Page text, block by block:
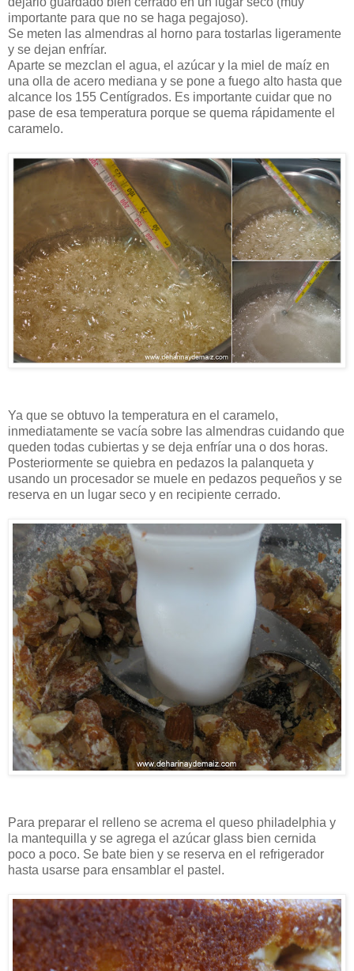
importante para que no se haga pegajoso).
Se meten las almendras al horno para tostarlas ligeramente
y se dejan enfríar.
Aparte se mezclan el agua, el azúcar y la miel de maíz en
una olla de acero mediana y se pone a fuego alto hasta que
alcance los 155 Centígrados. Es importante cuidar que no
pase de esa temperatura porque se quema rápidamente el
caramelo.
Ya que se obtuvo la temperatura en el caramelo,
inmediatamente se vacía sobre las almendras cuidando que
queden todas cubiertas y se deja enfríar una o dos horas.
Posteriormente se quiebra en pedazos la palanqueta y
usando un procesador se muele en pedazos pequeños y se
reserva en un lugar seco y en recipiente cerrado.
Para preparar el relleno se acrema el queso philadelphia y
la mantequilla y se agrega el azúcar glass bien cernida
poco a poco. Se bate bien y se reserva en el refrigerador
hasta usarse para ensamblar el pastel.